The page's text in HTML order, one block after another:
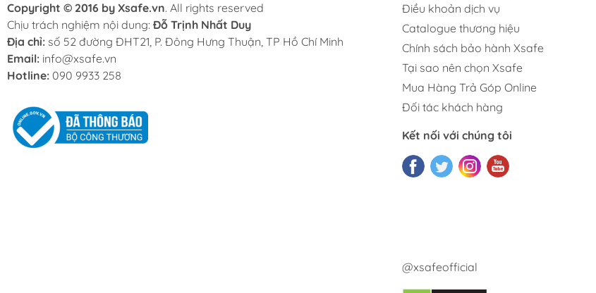
Copyright © 2016 by Xsafe.vn. All rights reserved
Chịu trách nghiệm nội dung: Đỗ Trịnh Nhất Duy
Địa chỉ: số 52 đường ĐHT21, P. Đông Hưng Thuận, TP Hồ Chí Minh
Email: info@xsafe.vn
Hotline: 090 9933 258
Điều khoản dịch vụ
Catalogue thương hiệu
Chính sách bảo hành Xsafe
Tại sao nên chọn Xsafe
Mua Hàng Trả Góp Online
Đối tác khách hàng
Kết nối với chúng tôi
@xsafeofficial